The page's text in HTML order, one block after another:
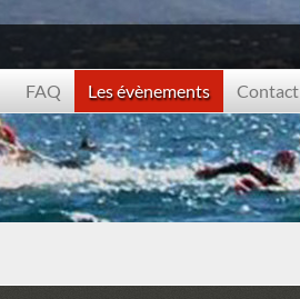
FAQ Les évènements Contact